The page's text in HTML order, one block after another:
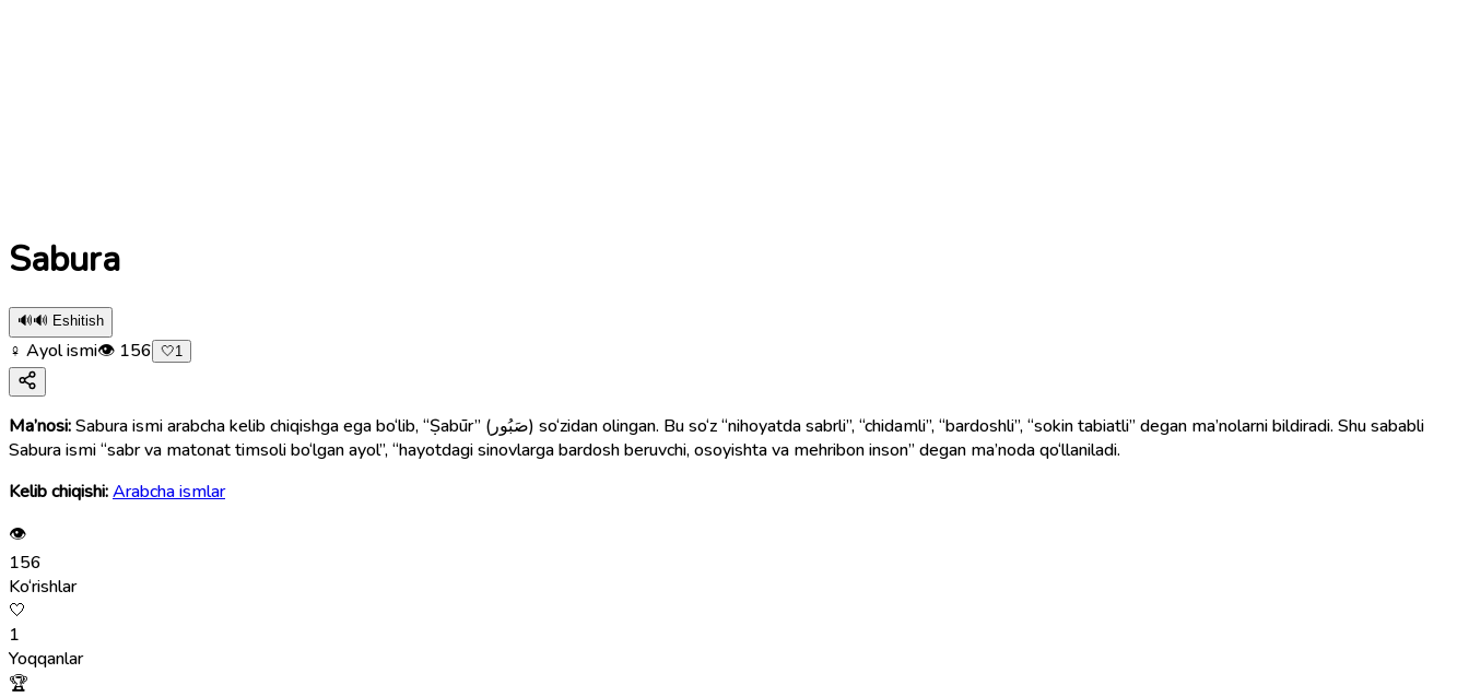
Sabura
🔊🔊 Eshitish
♀ Ayol ismi👁 156 🤍1
Ma’nosi:Sabura ismi arabcha kelib chiqishga ega bo‘lib, “Ṣabūr” (صَبُور) so‘zidan olingan. Bu so‘z “nihoyatda sabrli”, “chidamli”, “bardoshli”, “sokin tabiatli” degan ma’nolarni bildiradi. Shu sababli
Sabura ismi “sabr va matonat timsoli bo‘lgan ayol”, “hayotdagi sinovlarga bardosh beruvchi, osoyishta va mehribon inson” degan ma’noda qo‘llaniladi.
Kelib chiqishi:Arabcha ismlar
👁
156
Ko‘rishlar
🤍
1
Yoqqanlar
🏆